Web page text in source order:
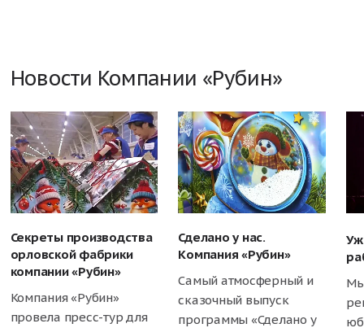
Новости Компании «Рубин»
Секреты производства
орловской фабрики
компании «Рубин»
Компания «Рубин»
провела пресс-тур для
Сделано у нас.
Компания «Рубин»
Самый атмосферный и
сказочный выпуск
программы «Сделано у